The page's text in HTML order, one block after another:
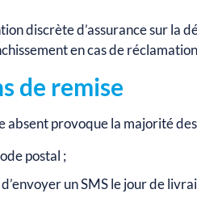
discrète d’assurance sur la
en cas de
de remise
absent provoque la majorité
postal ;
un SMS le jour de